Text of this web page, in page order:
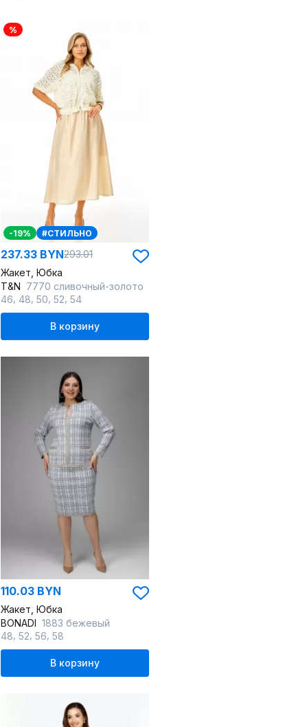
%
-19% #СТИЛЬНО
237.33 BYN293.01
Жакет, Юбка
T&N 7770 сливочный-золото
46 48 50 52 54
В корзину
110.03 BYN
Жакет, Юбка
BONADI 1883 бежевый
48 52 56 58
В корзину